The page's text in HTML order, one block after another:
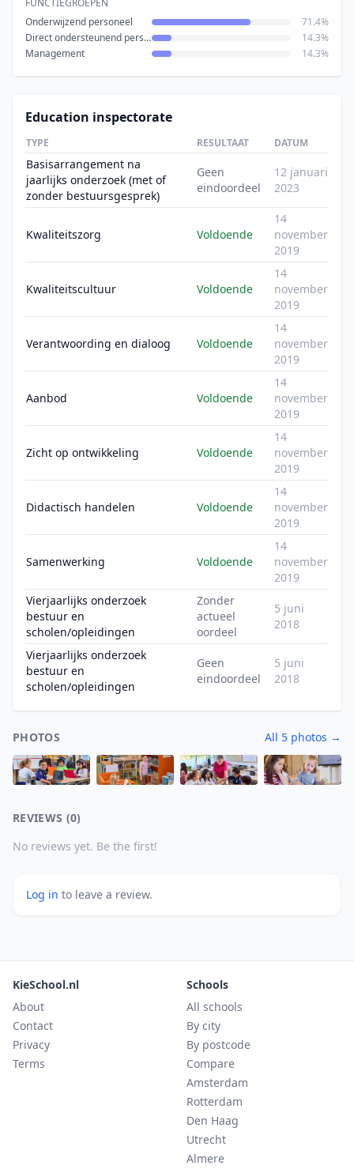
Onderwijzend personeel
71.4%
Direct ondersteunend personeel
14.3%
Management
14.3%
Education inspectorate
TYPE RESULTAAT DATUM
Basisarrangement na
jaarlijks onderzoek (met of
zonder bestuursgesprek)
Geen
eindoordeel
12 januari
2023
Kwaliteitszorg Voldoende
14
november
2019
Kwaliteitscultuur Voldoende
14
november
2019
Verantwoording en dialoog Voldoende
14
november
2019
Aanbod Voldoende
14
november
2019
Zicht op ontwikkeling Voldoende
14
november
2019
Didactisch handelen Voldoende
14
november
2019
Samenwerking Voldoende
14
november
2019
Vierjaarlijks onderzoek
bestuur en
scholen/opleidingen
Zonder
actueel
oordeel
5 juni
2018
Vierjaarlijks onderzoek
bestuur en
scholen/opleidingen
Geen
eindoordeel
5 juni
2018
PHOTOS All 5 photos →
REVIEWS (0)
No reviews yet. Be the first!
Log in to leave a review.
KieSchool.nl
About
Contact
Privacy
Terms
Schools
All schools
By city
By postcode
Compare
Amsterdam
Rotterdam
Den Haag
Utrecht
Almere